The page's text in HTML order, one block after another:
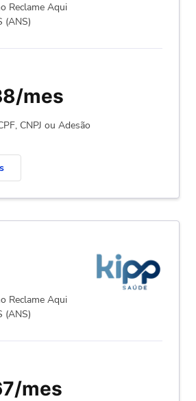
Reclame Aqui
(ANS)
mes
CNPJ ou Adesão
Reclame Aqui
(ANS)
mes